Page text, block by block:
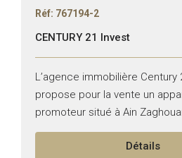
Réf: 767194-2
CENTURY 21 Invest
L’agence immobilière Century
propose pour la vente un
promoteur situé à Ain
S+2 Superficie : 100 m² Il se
Détails